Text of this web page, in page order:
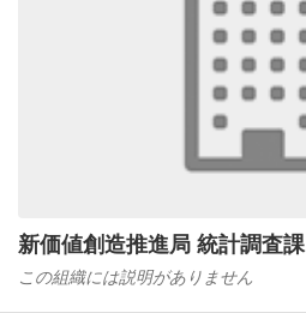
新価値創造推進局 統計調査課
この組織には説明がありません